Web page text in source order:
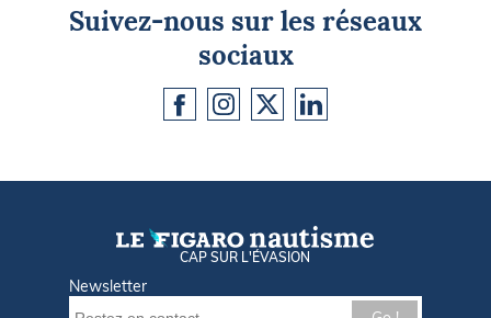
Suivez-nous sur les réseaux
sociaux
CAP SUR L'ÉVASION
Newsletter